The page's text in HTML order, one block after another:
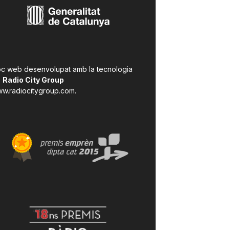
web desenvolupat amb la tecnologia
Radio City Group
.